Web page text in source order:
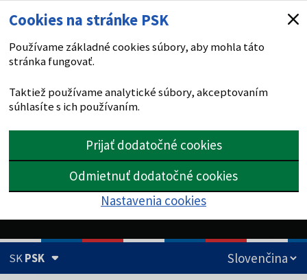
Cookies na stránke PSK
Používame základné cookies súbory, aby mohla táto
stránka fungovať.
Taktiež používame analytické súbory, akceptovaním
súhlasíte s ich používaním.
Prijať dodatočné cookies
Odmietnuť dodatočné cookies
Nastavenia cookies
SKPSK